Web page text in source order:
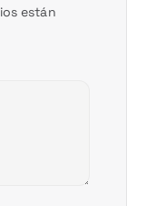
están